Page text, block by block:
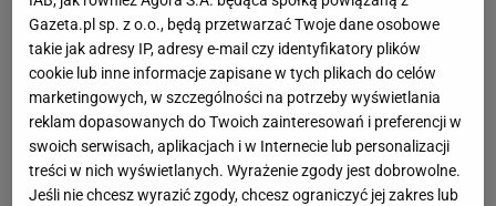
Gazeta.pl sp. z o.o., będą przetwarzać Twoje dane osobowe
takie jak adresy IP, adresy e-mail czy identyfikatory plików
cookie lub inne informacje zapisane w tych plikach do celów
marketingowych, w szczególności na potrzeby wyświetlania
reklam dopasowanych do Twoich zainteresowań i preferencji w
swoich serwisach, aplikacjach i w Internecie lub personalizacji
treści w nich wyświetlanych. Wyrażenie zgody jest dobrowolne.
Jeśli nie chcesz wyrazić zgody, chcesz ograniczyć jej zakres lub